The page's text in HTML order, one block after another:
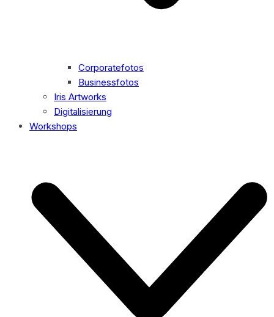
Corporatefotos
Businessfotos
Iris Artworks
Digitalisierung
Workshops